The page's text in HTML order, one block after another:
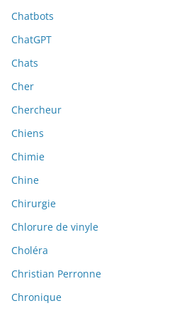
Chatbots
ChatGPT
Chats
Cher
Chercheur
Chiens
Chimie
Chine
Chirurgie
Chlorure de vinyle
Choléra
Christian Perronne
Chronique